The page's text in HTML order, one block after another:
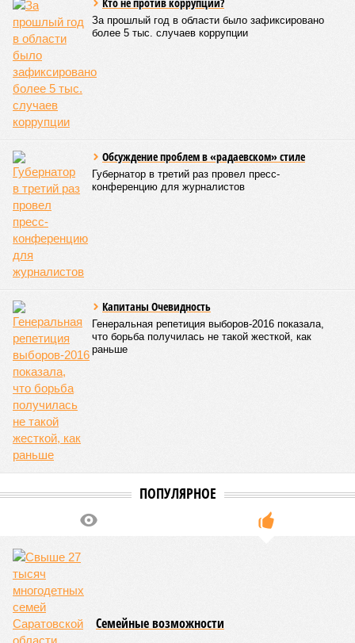
За прошлый год в области было зафиксировано
более 5 тыс. случаев коррупции
Обсуждение проблем в «радаевском» стиле
Губернатор в третий раз провел пресс-
конференцию для журналистов
Капитаны Очевидность
Генеральная репетиция выборов-2016 показала,
что борьба получилась не такой жесткой, как
раньше
ПОПУЛЯРНОЕ
Семейные возможности